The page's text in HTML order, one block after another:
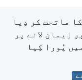
ماتحت کر دِیا
اِیمان لانے پر
پُورا کِیا